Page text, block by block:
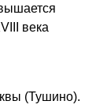
века
(Тушино).